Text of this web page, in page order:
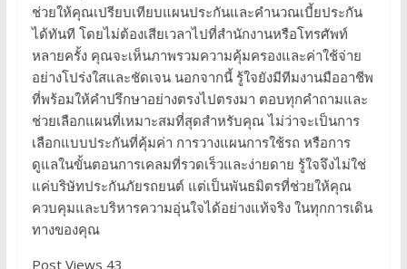
ช่วยให้คุณเปรียบเทียบแผนประกันและคำนวณเบี้ยประกัน
ได้ทันที โดยไม่ต้องเสียเวลาไปที่สำนักงานหรือโทรศัพท์
หลายครั้ง คุณจะเห็นภาพรวมความคุ้มครองและค่าใช้จ่าย
อย่างโปร่งใสและชัดเจน นอกจากนี้ รู้ใจยังมีทีมงานมืออาชีพ
ที่พร้อมให้คำปรึกษาอย่างตรงไปตรงมา ตอบทุกคำถามและ
ช่วยเลือกแผนที่เหมาะสมที่สุดสำหรับคุณ ไม่ว่าจะเป็นการ
เลือกแบบประกันที่คุ้มค่า การวางแผนการใช้รถ หรือการ
ดูแลในขั้นตอนการเคลมที่รวดเร็วและง่ายดาย รู้ใจจึงไม่ใช่
แค่บริษัทประกันภัยรถยนต์ แต่เป็นพันธมิตรที่ช่วยให้คุณ
ควบคุมและบริหารความอุ่นใจได้อย่างแท้จริง ในทุกการเดิน
ทางของคุณ
Post Views 43